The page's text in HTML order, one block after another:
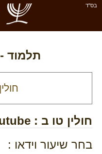
בס''ד
תלמוד -
חולין טו ב : Youtube
בחר שיעור וידאו :